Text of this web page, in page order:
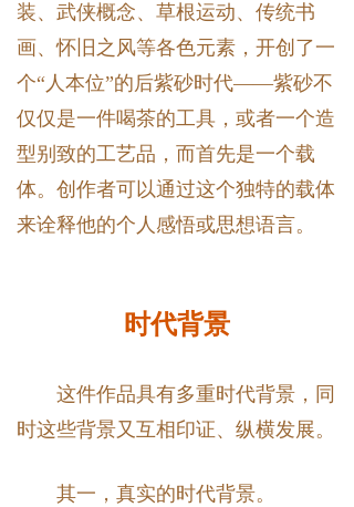
装、武侠概念、草根运动、传统书
画、怀旧之风等各色元素，开创了一
个“人本位”的后紫砂时代——紫砂不
仅仅是一件喝茶的工具，或者一个造
型别致的工艺品，而首先是一个载
体。创作者可以通过这个独特的载体
来诠释他的个人感悟或思想语言。
时代背景
这件作品具有多重时代背景，同
时这些背景又互相印证、纵横发展。
其一，真实的时代背景。